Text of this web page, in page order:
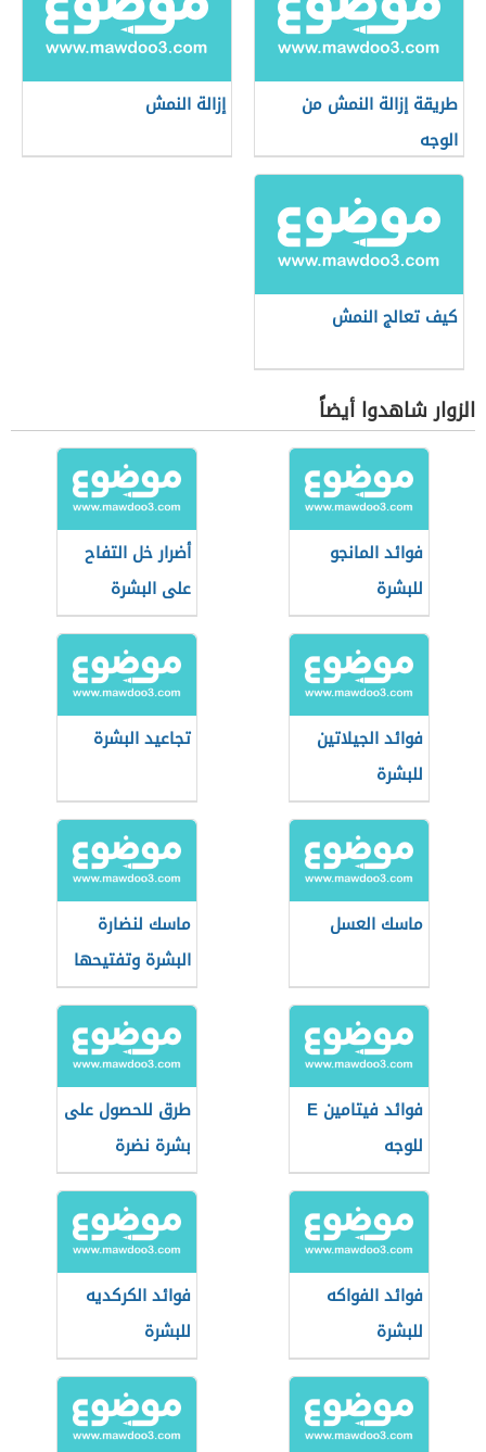
طريقة إزالة النمش من
الوجه
إزالة النمش
كيف تعالج النمش
الزوار شاهدوا أيضاً
فوائد المانجو
للبشرة
أضرار خل التفاح
على البشرة
فوائد الجيلاتين
للبشرة
تجاعيد البشرة
ماسك العسل
ماسك لنضارة
البشرة وتفتيحها
فوائد فيتامين E
للوجه
طرق للحصول على
بشرة نضرة
فوائد الفواكه
للبشرة
فوائد الكركديه
للبشرة